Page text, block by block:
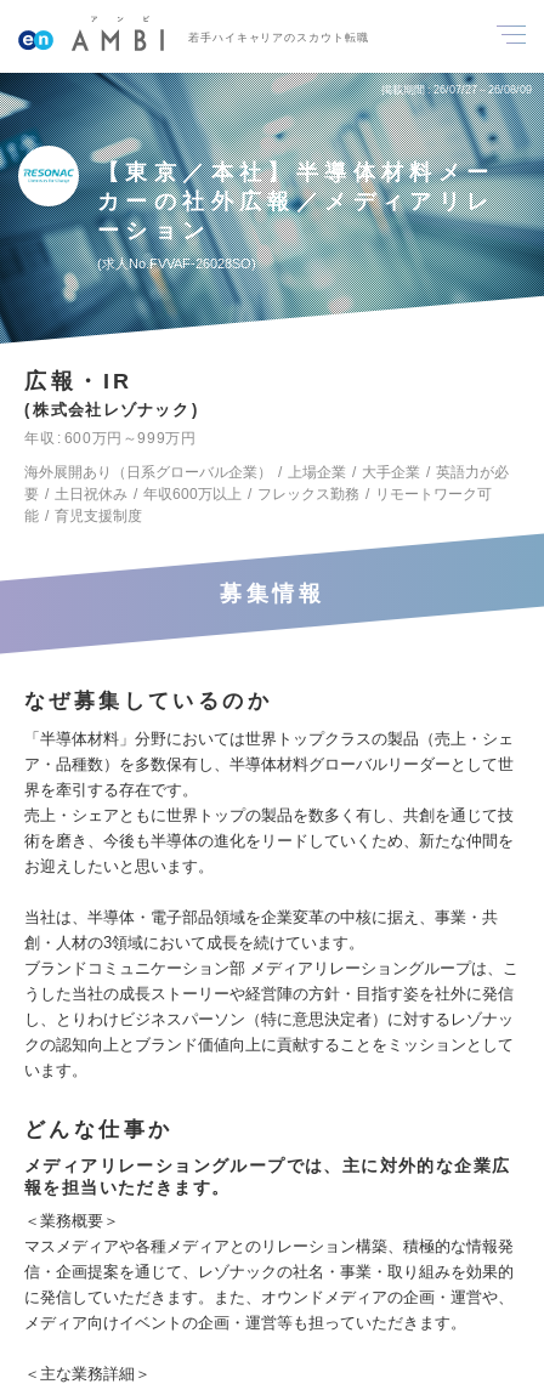
若手ハイキャリアのスカウト転職
掲載期間 26/07/27～26/08/09
【東京／本社】半導体材料メー
カーの社外広報／メディアリレ
ーション
求人No.FVVAF-26028SO
広報・IR
株式会社レゾナック
年収
600万円～999万円
海外展開あり（日系グローバル企業）
上場企業 大手企業
英語力が必
要
土日祝休み 年収600万以上 フレックス勤務
リモートワーク可
能
育児支援制度
募集情報
なぜ募集しているのか
「半導体材料」分野においては世界トップクラスの製品（売上・シェ
ア・品種数）を多数保有し、半導体材料グローバルリーダーとして世
界を牽引する存在です。
売上・シェアともに世界トップの製品を数多く有し、共創を通じて技
術を磨き、今後も半導体の進化をリードしていくため、新たな仲間を
お迎えしたいと思います。
当社は、半導体・電子部品領域を企業変革の中核に据え、事業・共
創・人材の3領域において成長を続けています。
ブランドコミュニケーション部 メディアリレーショングループは、こ
うした当社の成長ストーリーや経営陣の方針・目指す姿を社外に発信
し、とりわけビジネスパーソン（特に意思決定者）に対するレゾナッ
クの認知向上とブランド価値向上に貢献することをミッションとして
います。
どんな仕事か
メディアリレーショングループでは、主に対外的な企業広
報を担当いただきます。
＜業務概要＞
マスメディアや各種メディアとのリレーション構築、積極的な情報発
信・企画提案を通じて、レゾナックの社名・事業・取り組みを効果的
に発信していただきます。また、オウンドメディアの企画・運営や、
メディア向けイベントの企画・運営等も担っていただきます。
＜主な業務詳細＞